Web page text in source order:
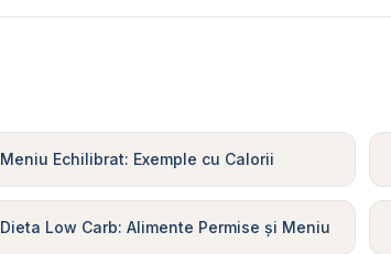
Meniu Echilibrat: Exemple cu Calorii
Dieta Low Carb: Alimente Permise și Meniu